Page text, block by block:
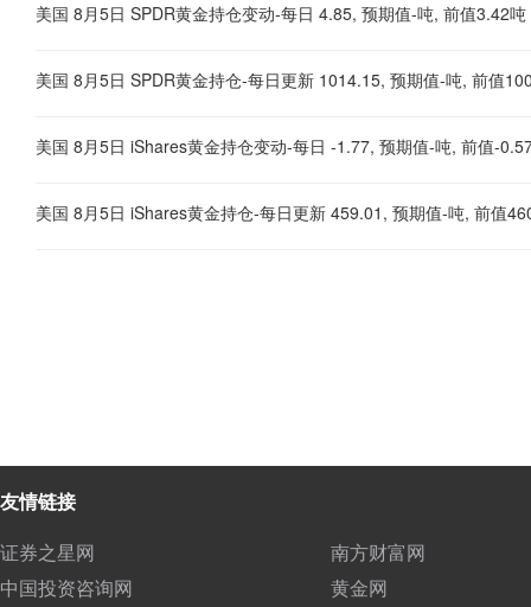
美国 8月5日 SPDR黄金持仓变动-每日 4.85, 预期值-吨, 前值3.42吨
美国 8月5日 SPDR黄金持仓-每日更新 1014.15, 预期值-吨, 前值
美国 8月5日 iShares黄金持仓变动-每日 -1.77, 预期值-吨, 前值-
美国 8月5日 iShares黄金持仓-每日更新 459.01, 预期值-吨, 前值
友情链接
证券之星网
南方财富网
中国投资咨询网
黄金网